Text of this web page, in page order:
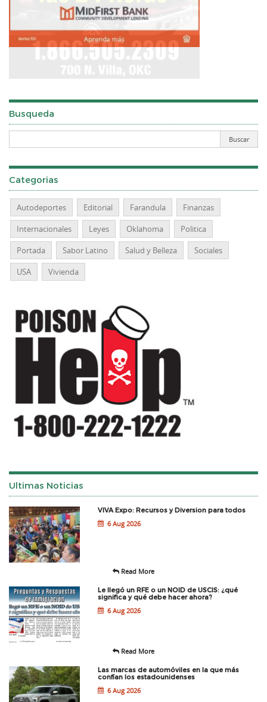
Busqueda
Categorias
Autodeportes Editorial Farandula
Finanzas
Internacionales
Leyes Oklahoma
Politica
Portada
Sabor Latino Salud y Belleza
Sociales
USA
Vivienda
Ultimas Noticias
VIVA Expo: Recursos y Diversion para todos
6 Aug 2026
Read More
Le llegó un RFE o un NOID de USCIS: ¿qué
significa y qué debe hacer ahora?
6 Aug 2026
Read More
Las marcas de automóviles en la que más
confían los estadounidenses
6 Aug 2026